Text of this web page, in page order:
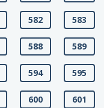
582 583
588 589
594 595
600 601